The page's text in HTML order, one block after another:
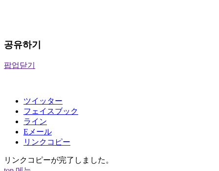
공유하기
팝업닫기
ツイッター
フェイスブック
ライン
Eメール
リンクコピー
リンクコピーが完了しました。